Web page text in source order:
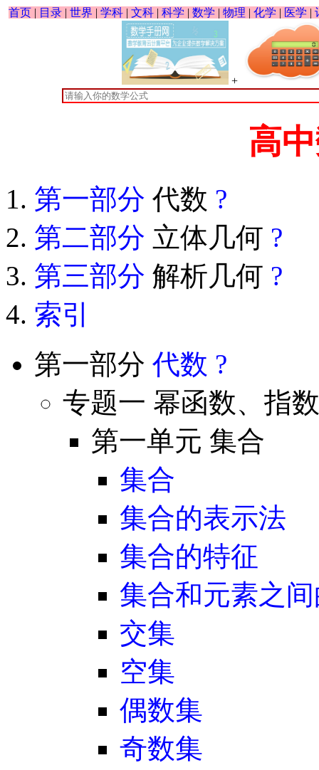
首页 | 目录 | 世界 | 学科 | 文科 | 科学 | 数学 | 物理 | 化学 | 医学 |
+
高
第一部分 代数 ?
第二部分 立体几何 ?
第三部分 解析几何 ?
索引
第一部分 代数 ?
专题一 幂函数、指
第一单元 集合
集合
集合的表示法
集合的特征
集合和元素之
交集
空集
偶数集
奇数集